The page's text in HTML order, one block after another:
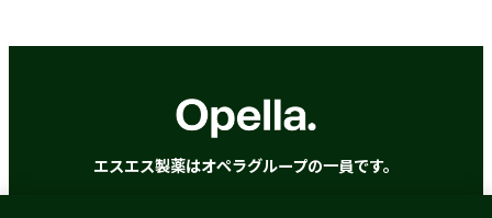
エスエス製薬はオペラグループの一員です。